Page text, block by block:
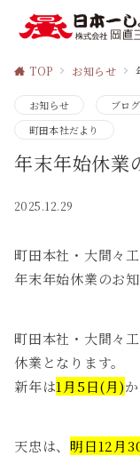
TOP お知らせ
お知らせ ブログ
町田本社だより
年末年始休業
2025.12.29
町田本社・大間々
年末年始休業のお
町田本社・大間々工
休業となります。
新年は1月5日(月)
天忠は、 明日12月